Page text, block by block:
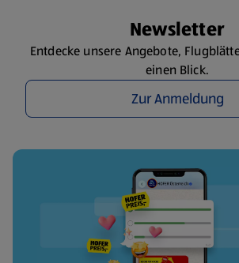
Newsletter
Entdecke unsere Angebote,
einen Blick.
Zur Anmeldung